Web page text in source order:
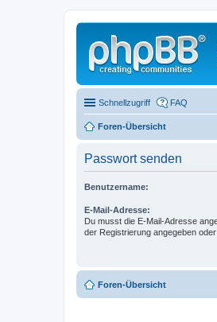
Schnellzugriff FAQ
Foren-Übersicht
Passwort senden
Benutzername:
E-Mail-Adresse:
Du musst die E-Mail-Adresse
der Registrierung angegeben
Foren-Übersicht